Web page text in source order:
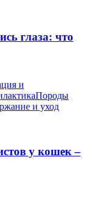
глаза: что
и
Породы
и уход
у кошек –